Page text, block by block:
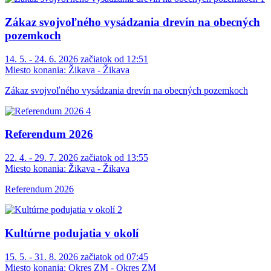
Zákaz svojvoľného vysádzania drevín na obecných
pozemkoch
14. 5. - 24. 6. 2026 začiatok od 12:51
Miesto konania: Žikava - Žikava
Zákaz svojvoľného vysádzania drevín na obecných pozemkoch
Referendum 2026
22. 4. - 29. 7. 2026 začiatok od 13:55
Miesto konania: Žikava - Žikava
Referendum 2026
Kultúrne podujatia v okolí
15. 5. - 31. 8. 2026 začiatok od 07:45
Miesto konania: Okres ZM - Okres ZM